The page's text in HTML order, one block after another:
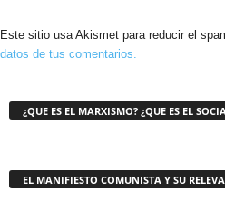
Este sitio usa Akismet para reducir el
datos de tus comentarios.
¿QUE ES EL MARXISMO? ¿QUE ES EL
EL MANIFIESTO COMUNISTA Y SU